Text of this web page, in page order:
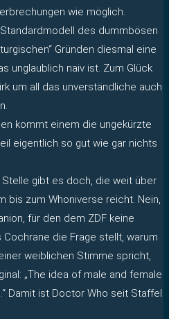
wie möglich.
des dummbösen
Gründen diesmal eine
unglaublich naiv ist. Zum Glück
um all das unverständliche auch
kommt einem die ungekürzte
eigentlich so gut wie gar nichts
gibt es doch, die weit über
bis zum Whoniverse reicht. Nein,
für den dem ZDF keine
die Frage stellt, warum
weiblichen Stimme spricht,
„The idea of male and female
Damit ist Doctor Who seit Staffel